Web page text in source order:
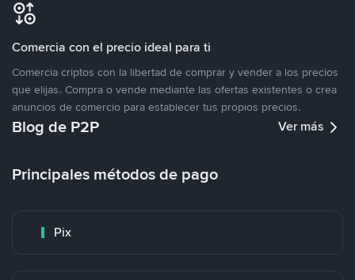
Comercia con el precio ideal para ti
Comercia criptos con la libertad de comprar y vender a los precios
que elijas. Compra o vende mediante las ofertas existentes o crea
anuncios de comercio para establecer tus propios precios.
Blog de P2P Ver más
Principales métodos de pago
Pix